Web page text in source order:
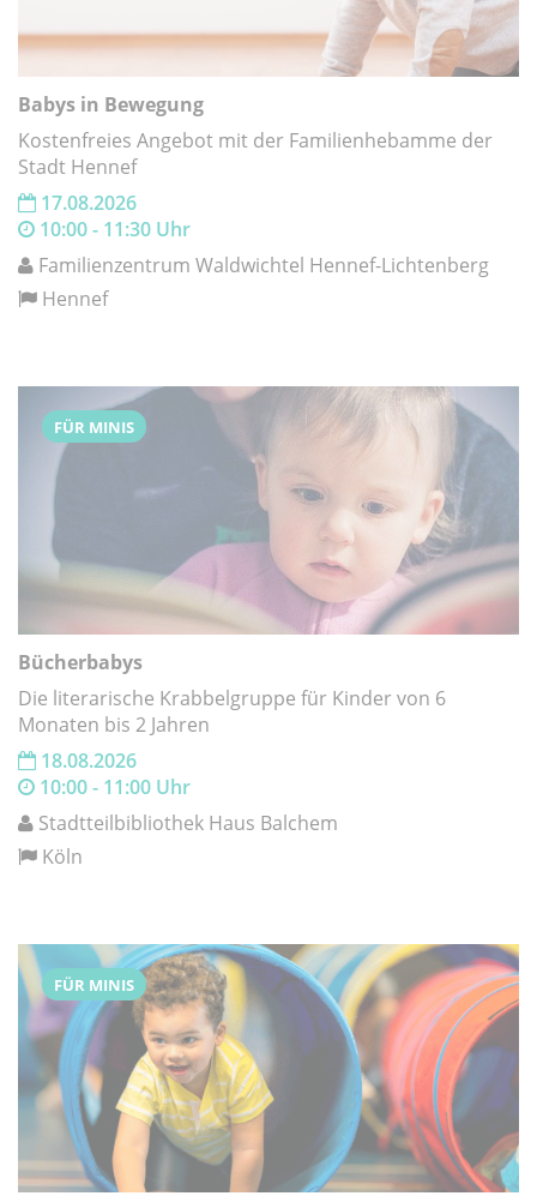
Babys in Bewegung
Kostenfreies Angebot mit der Familienhebamme der
Stadt Hennef
17.08.2026
10:00 - 11:30 Uhr
Familienzentrum Waldwichtel Hennef-Lichtenberg
Hennef
FÜR MINIS
Bücherbabys
Die literarische Krabbelgruppe für Kinder von 6
Monaten bis 2 Jahren
18.08.2026
10:00 - 11:00 Uhr
Stadtteilbibliothek Haus Balchem
Köln
FÜR MINIS